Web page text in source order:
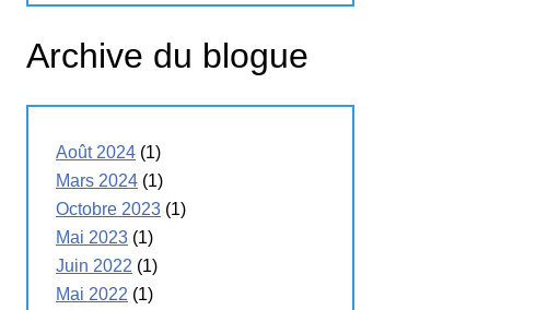
Archive du blogue
Août 2024 (1)
Mars 2024 (1)
Octobre 2023 (1)
Mai 2023 (1)
Juin 2022 (1)
Mai 2022 (1)